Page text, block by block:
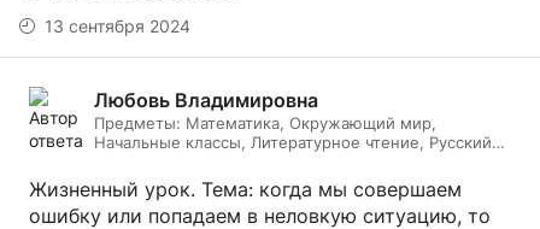
13 сентября 2024
Любовь Владимировна
Предметы: Математика, Окружающий мир,
Начальные классы, Литературное чтение, Русский
Жизненный урок. Тема: когда мы совершаем
ошибку или попадаем в неловкую ситуацию, то